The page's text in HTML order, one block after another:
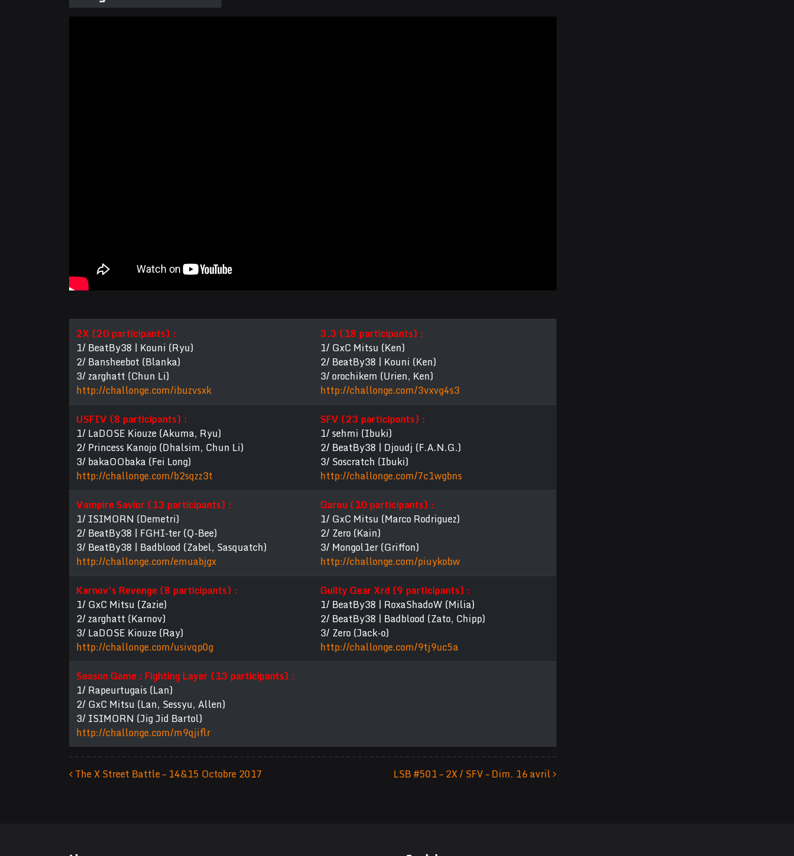
2X (20 participants) :
1/ BeatBy38 | Kouni (Ryu)
2/ Bansheebot (Blanka)
3/ zarghatt (Chun Li)
http://challonge.com/ibuzvsxk
3.3 (18 participants) :
1/ GxC Mitsu (Ken)
2/ BeatBy38 | Kouni (Ken)
3/ orochikem (Urien, Ken)
http://challonge.com/3vxvg4s3
USFIV (8 participants) :
1/ LaDOSE Kiouze (Akuma, Ryu)
2/ Princess Kanojo (Dhalsim, Chun Li)
3/ bakaOObaka (Fei Long)
http://challonge.com/b2sqzz3t
SFV (23 participants) :
1/ sehmi (Ibuki)
2/ BeatBy38 | Djoudj (F.A.N.G.)
3/ Soscratch (Ibuki)
http://challonge.com/7c1wgbns
Vampire Savior (13 participants) :
1/ ISIMORN (Demetri)
2/ BeatBy38 | FGHI-ter (Q-Bee)
3/ BeatBy38 | Badblood (Zabel, Sasquatch)
http://challonge.com/emuabjgx
Garou (10 participants) :
1/ GxC Mitsu (Marco Rodriguez)
2/ Zero (Kain)
3/ Mongol1er (Griffon)
http://challonge.com/piuykobw
Karnov’s Revenge (8 participants) :
1/ GxC Mitsu (Zazie)
2/ zarghatt (Karnov)
3/ LaDOSE Kiouze (Ray)
http://challonge.com/usivqp0g
Guilty Gear Xrd (9 participants) :
1/ BeatBy38 | RoxaShadoW (Milia)
2/ BeatBy38 | Badblood (Zato, Chipp)
3/ Zero (Jack-o)
http://challonge.com/9tj9uc5a
Season Game : Fighting Layer (13 participants) :
1/ Rapeurtugais (Lan)
2/ GxC Mitsu (Lan, Sessyu, Allen)
3/ ISIMORN (Jig Jid Bartol)
http://challonge.com/m9qjiflr
The X Street Battle – 14&15 Octobre 2017 LSB #501 – 2X / SFV – Dim. 16 avril